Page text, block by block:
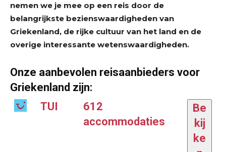
nemen we je mee op een reis door de
belangrijkste bezienswaardigheden van
Griekenland, de rijke cultuur van het land en de
overige interessante wetenswaardigheden.
Onze aanbevolen reisaanbieders voor
Griekenland zijn:
TUI
612
accommodaties
Be
kij
ke